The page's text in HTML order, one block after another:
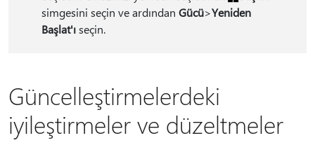
simgesini seçin ve ardından Gücü>Yeniden
Başlat'ıseçin.
Güncelleştirmelerdeki
iyileştirmeler ve düzeltmeler